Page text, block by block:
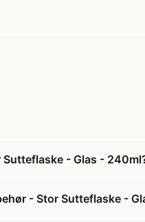
- Glas -
- Stor Sutteflaske -